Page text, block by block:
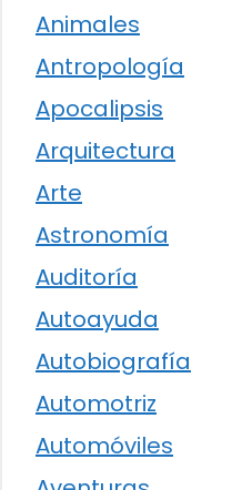
Animales
Antropología
Apocalipsis
Arquitectura
Arte
Astronomía
Auditoría
Autoayuda
Autobiografía
Automotriz
Automóviles